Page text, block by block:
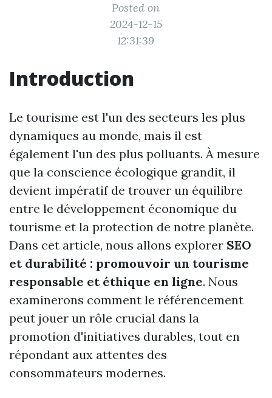
Posted on
2024-12-15
12:31:39
Introduction
Le tourisme est l'un des secteurs les plus
dynamiques au monde, mais il est
également l'un des plus polluants. À mesure
que la conscience écologique grandit, il
devient impératif de trouver un équilibre
entre le développement économique du
tourisme et la protection de notre planète.
Dans cet article, nous allons explorer SEO
et durabilité : promouvoir un tourisme
responsable et éthique en ligne. Nous
examinerons comment le référencement
peut jouer un rôle crucial dans la
promotion d'initiatives durables, tout en
répondant aux attentes des
consommateurs modernes.